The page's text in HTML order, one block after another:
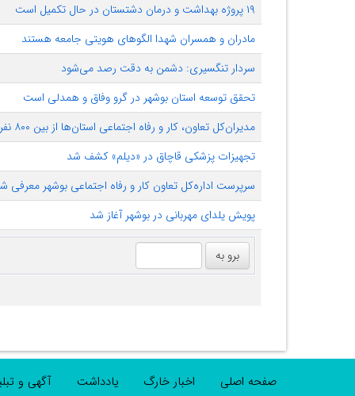
۱۹ پروژه بهداشت و درمان دشتستان در حال تکمیل است
مادران و همسران شهدا الگوهای هویتی جامعه هستند
سردار تنگسیری: دشمن به دقت رصد می‌شود
تحقق توسعه استان بوشهر در گرو وفاق و همدلی است
مدیران‌کل تعاون، کار و رفاه اجتماعی استان‌ها از بین ۸۰۰ نفر انتخاب می‌شوند
تجهیزات پزشکی قاچاق در «دیلم» کشف شد
سرپرست اداره‌کل تعاون کار و رفاه اجتماعی بوشهر معرفی
پویش یلدای مهربانی در بوشهر آغاز شد
صفحه اصلی اخبار خارگ یادداشت آگهی و